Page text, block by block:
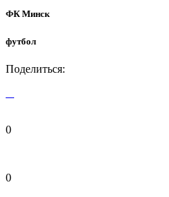
ФК Минск
футбол
Поделиться:
0
0